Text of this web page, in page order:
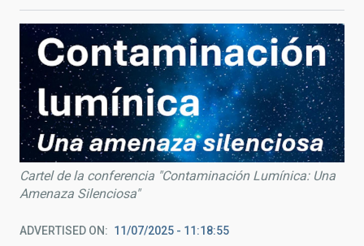
Cartel de la conferencia "Contaminación Lumínica: Una
Amenaza Silenciosa"
ADVERTISED ON 11/07/2025 - 11:18:55